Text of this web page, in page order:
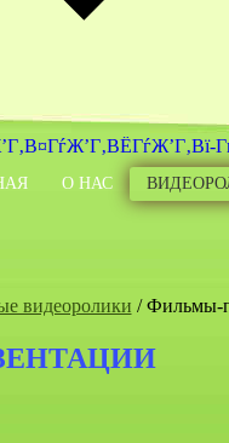
видеоролики / Фильмы-
О НАС